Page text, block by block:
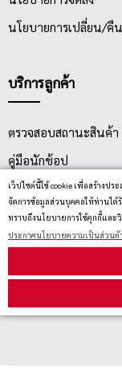
เว็ปไซต์นี้ใช้ cookie เพื่อสร้างป
จัดการข้อมูลส่วนบุคคลให้ท่านได้
ทราบถึงนโยบายการใช้คุกกี้และ
ประกาศนโยบายความเป็นส่วนตั
นโยบายการเปลี่ยน/คื
บริการลูกค้า
ตรวจสอบสถานะสินค้า
คู่มือนักช้อป
วิธีลบคุกกี้
สมัครรับข่าวสาร